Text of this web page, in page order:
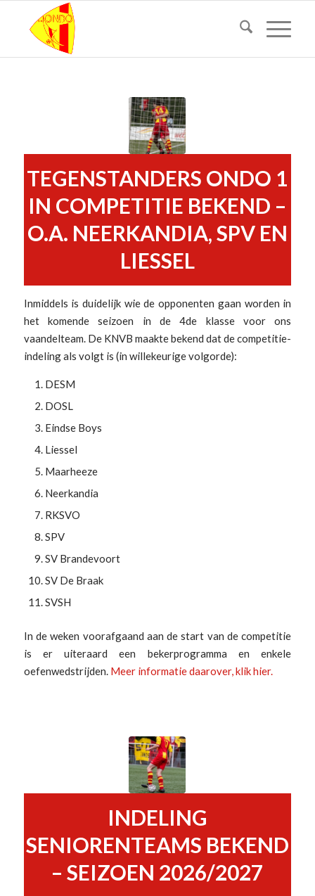
TEGENSTANDERS ONDO 1
IN COMPETITIE BEKEND –
O.A. NEERKANDIA, SPV EN
LIESSEL
Inmiddels is duidelijk wie de opponenten gaan worden in
het komende seizoen in de 4de klasse voor ons
vaandelteam. De KNVB maakte bekend dat de competitie-
indeling als volgt is (in willekeurige volgorde):
DESM
DOSL
Eindse Boys
Liessel
Maarheeze
Neerkandia
RKSVO
SPV
SV Brandevoort
SV De Braak
SVSH
In de weken voorafgaand aan de start van de competitie
is er uiteraard een bekerprogramma en enkele
oefenwedstrijden. Meer informatie daarover, klik hier.
INDELING
SENIORENTEAMS BEKEND
– SEIZOEN 2026/2027